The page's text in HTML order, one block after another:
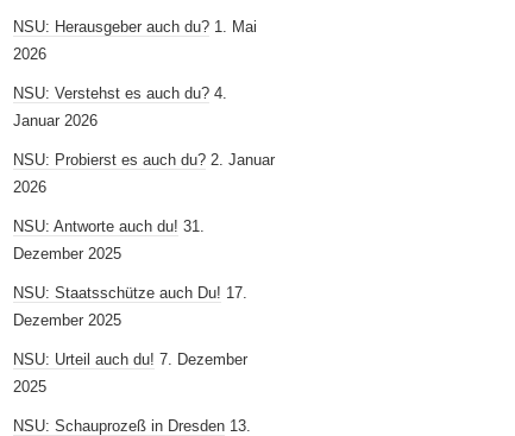
NSU: Herausgeber auch du? 1. Mai
2026
NSU: Verstehst es auch du? 4.
Januar 2026
NSU: Probierst es auch du? 2. Januar
2026
NSU: Antworte auch du! 31.
Dezember 2025
NSU: Staatsschütze auch Du! 17.
Dezember 2025
NSU: Urteil auch du! 7. Dezember
2025
NSU: Schauprozeß in Dresden 13.